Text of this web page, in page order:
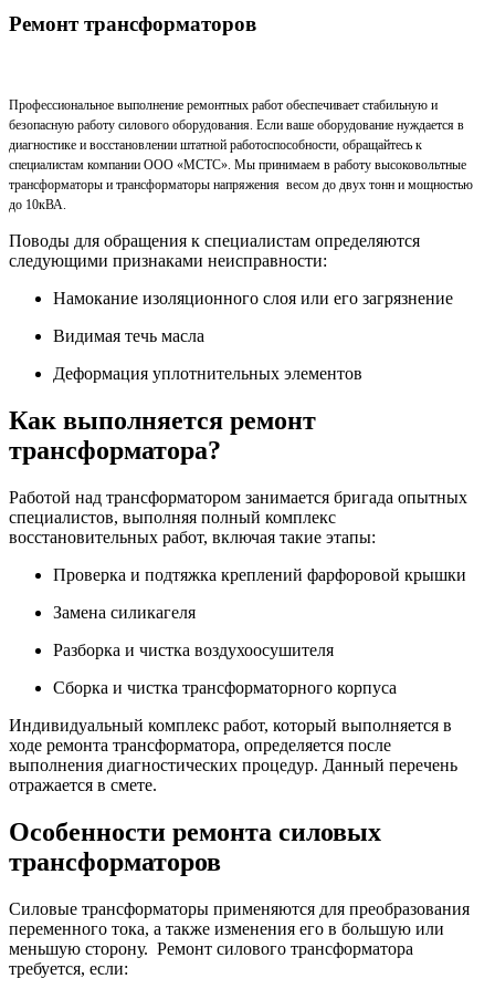
Ремонт трансформаторов
Профессиональное выполнение ремонтных работ обеспечивает стабильную и
безопасную работу силового оборудования. Если ваше оборудование нуждается в
диагностике и восстановлении штатной работоспособности, обращайтесь к
специалистам компании ООО «МСТС». Мы принимаем в работу высоковольтные
трансформаторы и трансформаторы напряжения весом до двух тонн и мощностью
до 10кВА.
Поводы для обращения к специалистам определяются
следующими признаками неисправности:
Намокание изоляционного слоя или его загрязнение
Видимая течь масла
Деформация уплотнительных элементов
Как выполняется ремонт
трансформатора?
Работой над трансформатором занимается бригада опытных
специалистов, выполняя полный комплекс
восстановительных работ, включая такие этапы:
Проверка и подтяжка креплений фарфоровой крышки
Замена силикагеля
Разборка и чистка воздухоосушителя
Сборка и чистка трансформаторного корпуса
Индивидуальный комплекс работ, который выполняется в
ходе ремонта трансформатора, определяется после
выполнения диагностических процедур. Данный перечень
отражается в смете.
Особенности ремонта силовых
трансформаторов
Силовые трансформаторы применяются для преобразования
переменного тока, а также изменения его в большую или
меньшую сторону. Ремонт силового трансформатора
требуется, если: